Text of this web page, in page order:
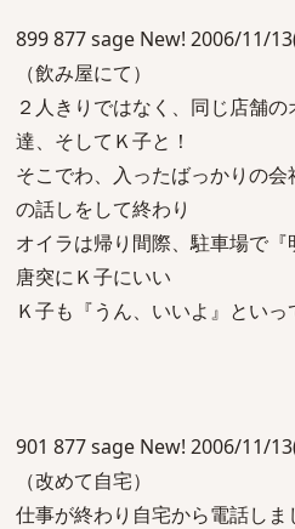
899 877 sage New! 2006/11/
（飲み屋にて）
２人きりではなく、同じ店舗
達、そしてＫ子と！
そこでわ、入ったばっかりの
の話しをして終わり
オイラは帰り間際、駐車場で
唐突にＫ子にいい
Ｋ子も『うん、いいよ』といっ
901 877 sage New! 2006/11/
（改めて自宅）
仕事が終わり自宅から電話しま